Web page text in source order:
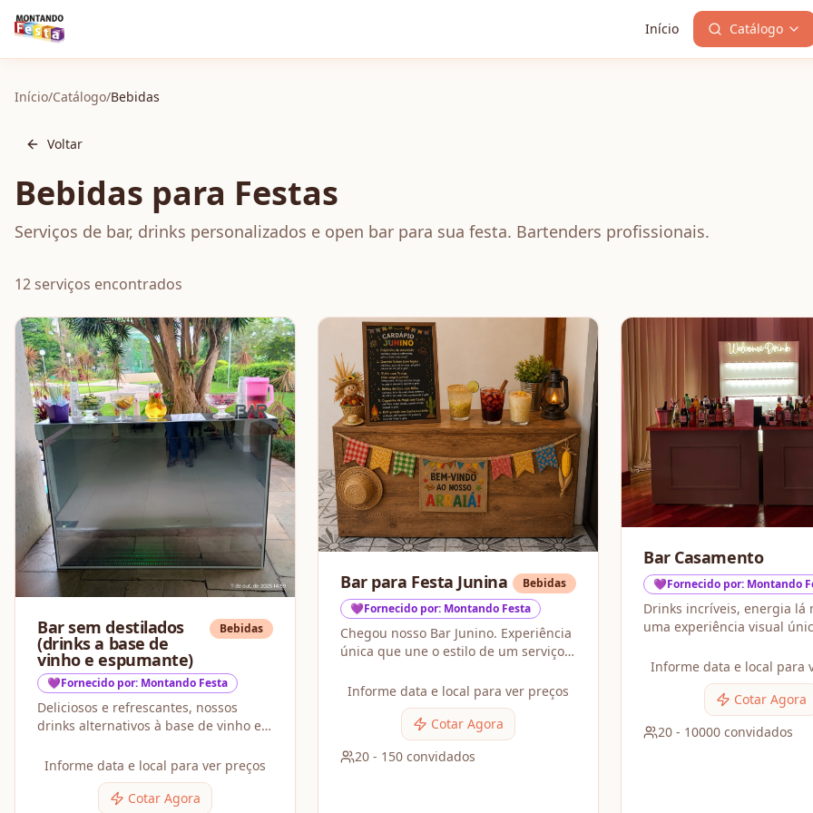
Início Catálogo
Início/Catálogo/Bebidas
Voltar
Bebidas para Festas
Serviços de bar, drinks personalizados e open bar para sua festa. Bartenders profissionais.
12 serviços encontrados
Bar sem destilados
(drinks a base de
vinho e espumante)
Bebidas
💜Fornecido por: Montando Festa
Deliciosos e refrescantes, nossos
drinks alternativos à base de vinho e
qualquer ocasião.
Informe data e local para ver preços
Cotar Agora
Bar para Festa Junina
Bebidas
💜Fornecido por: Montando Festa
Chegou nosso Bar Junino. Experiência
única que une o estilo de um serviço
arraial.
Informe data e local para ver preços
Cotar Agora
20 - 150 convidados
Bar Casamento
💜Fornecido por: Montando
Drinks incríveis, energia lá
uma experiência visual
ponta com o ritmo da festa
garantir que a pista nunca
cada gole seja memorável
Informe data e local para
Cotar Agora
20 - 10000 convidados